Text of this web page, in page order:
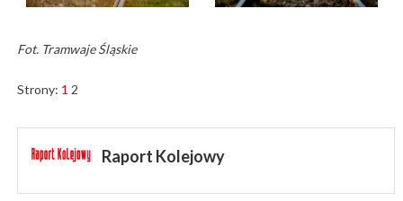
Fot. Tramwaje Śląskie
Strony: 1 2
Raport Kolejowy